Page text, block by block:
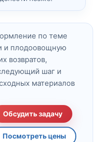
по теме
и плодоовощную
возвратов,
шаг и
материалов
Обсудить задачу
Посмотреть цены